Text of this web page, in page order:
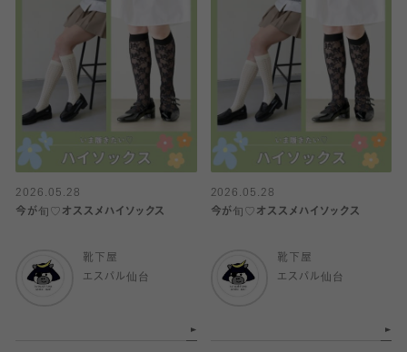
2026.05.28
今が旬♡オススメハイソックス
靴下屋
エスパル仙台
2026.05.28
今が旬♡オススメハイソックス
靴下屋
エスパル仙台